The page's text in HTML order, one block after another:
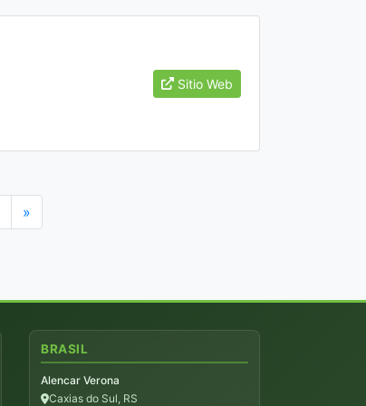
Sitio Web
»
BRASIL
Alencar Verona
Caxias do Sul, RS